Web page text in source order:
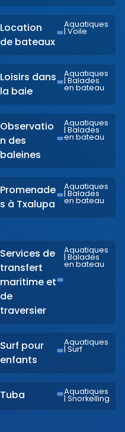
Location
de bateaux
Aquatiques
| Voile
Loisirs dans
la baie
Aquatiques
| Balades
en bateau
Observatio
n des
baleines
Aquatiques
| Balades
en bateau
Promenade
s à Txalupa
Aquatiques
| Balades
en bateau
Services de
transfert
maritime et
de
traversier
Aquatiques
| Balades
en bateau
Surf pour
enfants
Aquatiques
| Surf
Tuba Aquatiques
| Snorkelling